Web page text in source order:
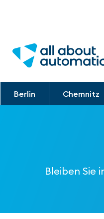
Berlin Chemnitz
Bleiben Sie